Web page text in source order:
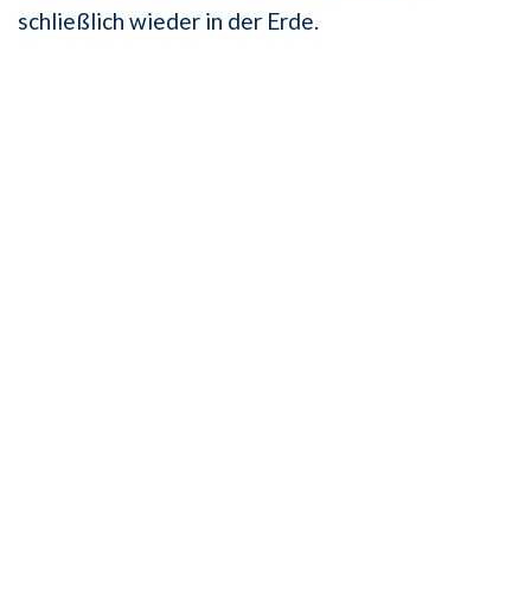
schließlich wieder in der Erde.